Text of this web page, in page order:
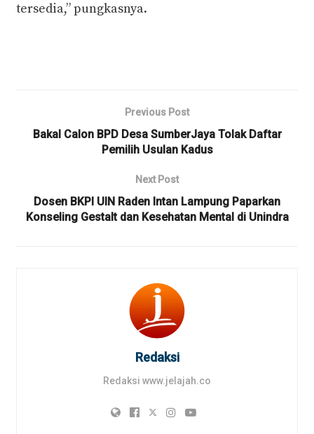
tersedia,” pungkasnya.
Previous Post
Bakal Calon BPD Desa SumberJaya Tolak Daftar
Pemilih Usulan Kadus
Next Post
Dosen BKPI UIN Raden Intan Lampung Paparkan
Konseling Gestalt dan Kesehatan Mental di Unindra
Redaksi
Redaksi www.jelajah.co